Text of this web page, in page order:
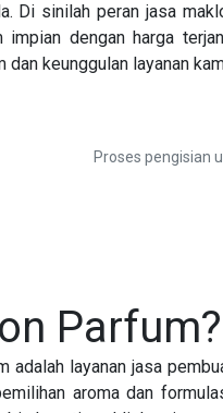
Di sinilah peran jasa
impian dengan harga
keunggulan layanan
Proses pengisian
Parfum?
adalah layanan jasa
aroma dan